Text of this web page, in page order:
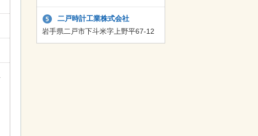
二戸時計工業株式会社
岩手県二戸市下斗米字上野平67-12